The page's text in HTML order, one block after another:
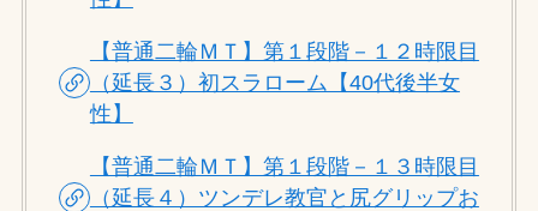
【普通二輪ＭＴ】第１段階－１２時限目
（延長３）初スラローム【40代後半女
性】
【普通二輪ＭＴ】第１段階－１３時限目
（延長４）ツンデレ教官と尻グリップお